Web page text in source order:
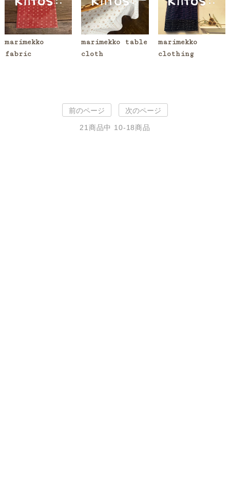
marimekko
fabric
marimekko table
cloth
marimekko
clothing
前のページ 次のページ
21商品中 10-18商品